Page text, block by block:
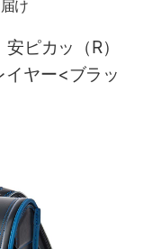
け
ピカッ（R）
イヤー<ブラッ